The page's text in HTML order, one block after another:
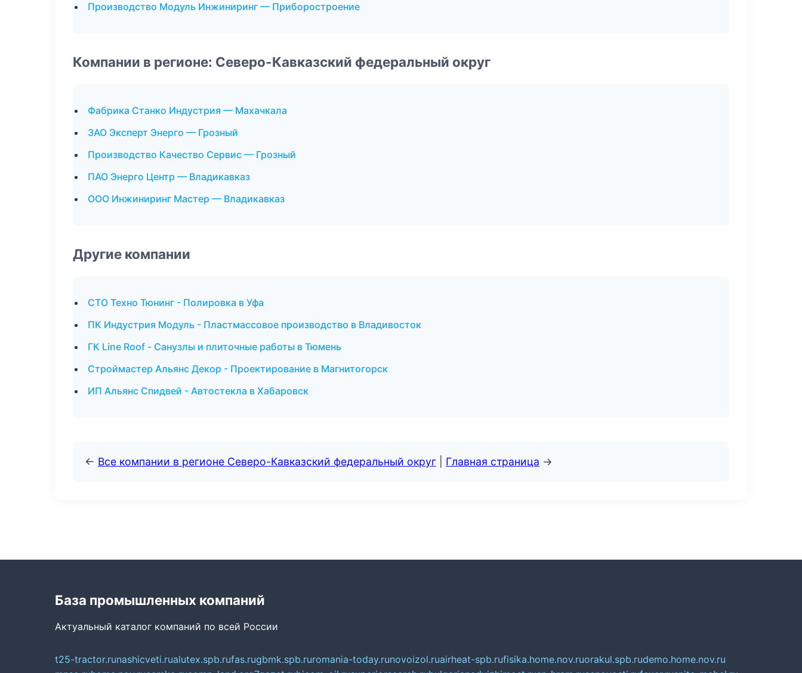
Производство Модуль Инжиниринг — Приборостроение
Компании в регионе: Северо-Кавказский федеральный округ
Фабрика Станко Индустрия — Махачкала
ЗАО Эксперт Энерго — Грозный
Производство Качество Сервис — Грозный
ПАО Энерго Центр — Владикавказ
ООО Инжиниринг Мастер — Владикавказ
Другие компании
СТО Техно Тюнинг - Полировка в Уфа
ПК Индустрия Модуль - Пластмассовое производство в Владивосток
ГК Line Roof - Санузлы и плиточные работы в Тюмень
Строймастер Альянс Декор - Проектирование в Магнитогорск
ИП Альянс Спидвей - Автостекла в Хабаровск
← Все компании в регионе Северо-Кавказский федеральный округ Главная страница →
База промышленных компаний
Актуальный каталог компаний по всей России
t25-tractor.runashicveti.rualutex.spb.rufas.rugbmk.spb.ruromania-today.runovoizol.ruairheat-spb.rufisika.home.nov.ruorakul.spb.rudemo.home.nov.ru